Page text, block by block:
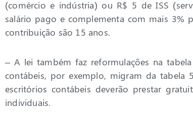
(comércio e indústria) ou R$ 5 de ISS
salário pago e complementa com mais 3%
contribuição são 15 anos.
– A lei também faz reformulações na
contábeis, por exemplo, migram da tabela
escritórios contábeis deverão prestar
individuais.